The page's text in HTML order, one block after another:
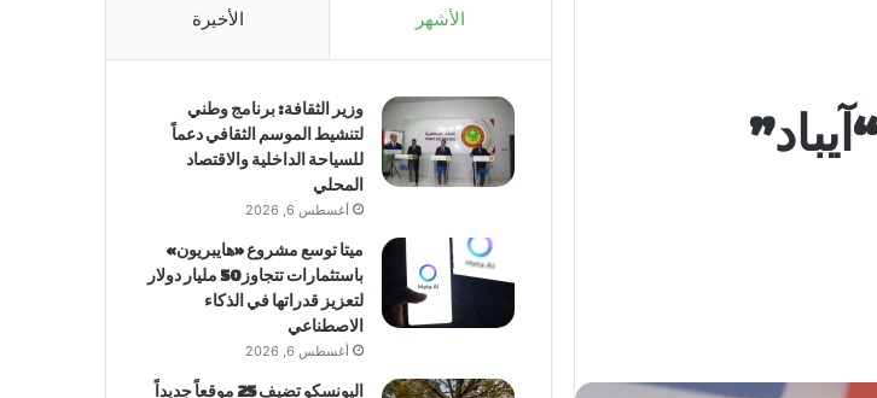
الأشهر الأخيرة
وزير الثقافة: برنامج وطني
لتنشيط الموسم الثقافي دعماً
للسياحة الداخلية والاقتصاد
المحلي
أغسطس 6, 2026
ميتا توسع مشروع «هايبريون»
باستثمارات تتجاوز 50 مليار دولار
لتعزيز قدراتها في الذكاء
الاصطناعي
أغسطس 6, 2026
اليونسكو تضيف 25 موقعاً جديداً